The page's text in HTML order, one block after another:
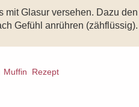
mit Glasur versehen. Dazu
Gefühl anrühren (zähflüssig).
Muffin Rezept